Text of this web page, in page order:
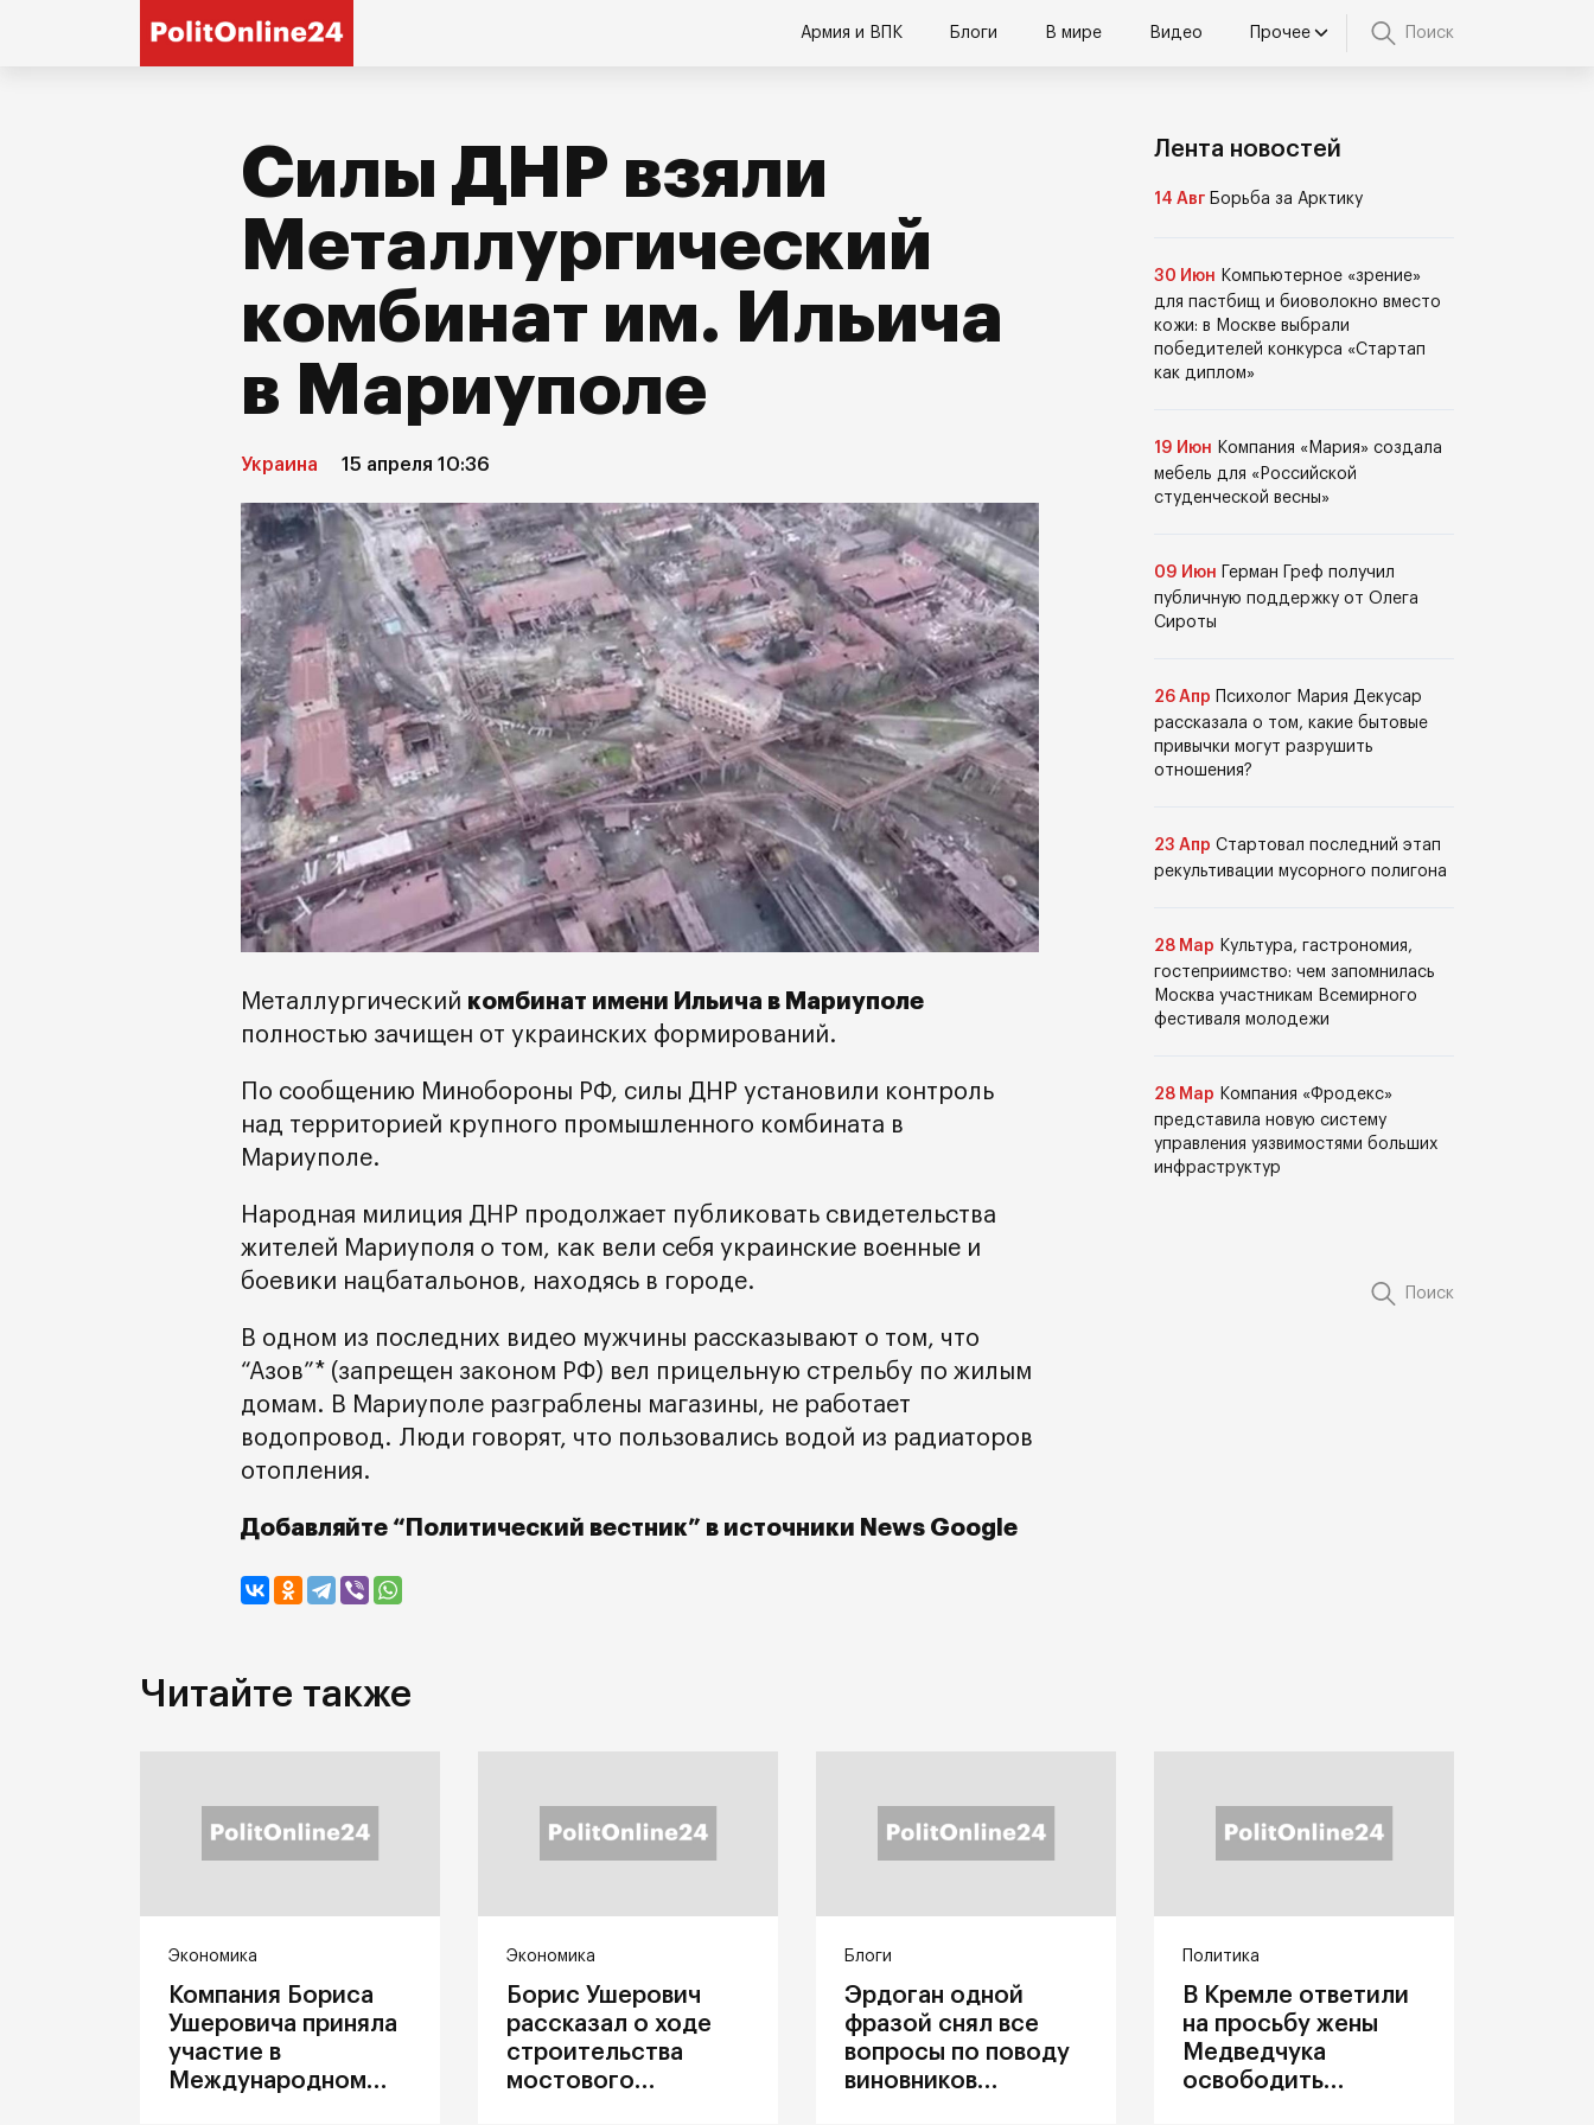
Армия и ВПК Блоги В мире Видео Прочее Поиск
Силы ДНР взяли
Металлургический
комбинат им. Ильича
в Мариуполе
Украина 15 апреля 10:36
Металлургический комбинат имени Ильича в Мариуполе
полностью зачищен от украинских формирований.
По сообщению Минобороны РФ, силы ДНР установили контроль
над территорией крупного промышленного комбината в
Мариуполе.
Народная милиция ДНР продолжает публиковать свидетельства
жителей Мариуполя о том, как вели себя украинские военные и
боевики нацбатальонов, находясь в городе.
В одном из последних видео мужчины рассказывают о том, что
“Азов”* (запрещен законом РФ) вел прицельную стрельбу по жилым
домам. В Мариуполе разграблены магазины, не работает
водопровод. Люди говорят, что пользовались водой из радиаторов
отопления.
Добавляйте “Политический вестник” в источники News Google
Лента новостей
14 Авг Борьба за Арктику
30 Июн Компьютерное «зрение»
для пастбищ и биоволокно вместо
кожи: в Москве выбрали
победителей конкурса «Стартап
как диплом»
19 Июн Компания «Мария» создала
мебель для «Российской
студенческой весны»
09 Июн
Герман Греф получил
публичную поддержку от Олега
Сироты
26 Апр
Психолог Мария Декусар
рассказала о том, какие бытовые
привычки могут разрушить
отношения?
23 Апр Стартовал последний этап
рекультивации мусорного полигона
28 Мар Культура, гастрономия,
гостеприимство: чем запомнилась
Москва участникам Всемирного
фестиваля молодежи
28 Мар Компания «Фродекс»
представила новую систему
управления уязвимостями больших
инфраструктур
Поиск
Читайте также
Экономика
Компания Бориса
Ушеровича приняла
участие в
Международном
Экономика
Борис Ушерович
рассказал о ходе
строительства
мостового
Блоги
Эрдоган одной
фразой снял все
вопросы по поводу
виновников
Политика
В Кремле ответили
на просьбу жены
Медведчука
освободить